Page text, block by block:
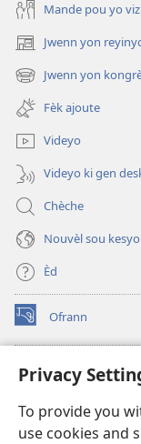
Privacy
To provide you
use cookies and
Mande pou yo
Jwenn yon
(opens
new
window)
Jwenn yon
(opens
new
window)
Fèk ajoute
Videyo
Videyo ki gen
Chèche
Nouvèl sou
Èd
Ofrann
(opens
new
Bibliyotèk sou
(opens
window)JW Hub
(opens
new